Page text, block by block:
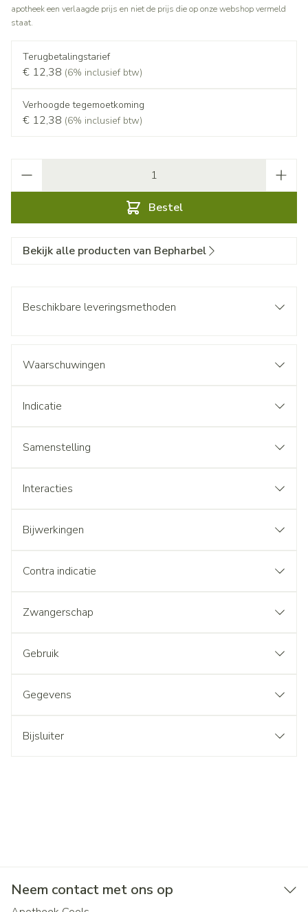
apotheek een verlaagde prijs en niet de prijs die op onze webshop vermeld
staat.
Terugbetalingstarief
€ 12,38 (6% inclusief btw)
Verhoogde tegemoetkoming
€ 12,38 (6% inclusief btw)
Bestel
Bekijk alle producten van Bepharbel
Beschikbare leveringsmethoden
Waarschuwingen
Indicatie
Samenstelling
Interacties
Bijwerkingen
Contra indicatie
Zwangerschap
Gebruik
Gegevens
Bijsluiter
Neem contact met ons op